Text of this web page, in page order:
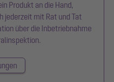
Produkt an die Hand,
jederzeit mit Rat und Tat
über die Inbetriebnahme